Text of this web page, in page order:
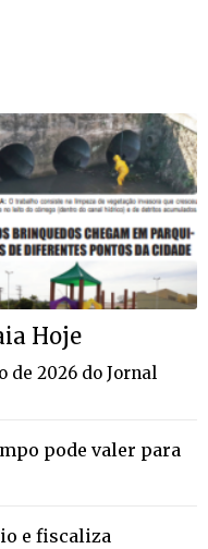
Hoje
de 2026 do Jornal
pode valer para
e fiscaliza